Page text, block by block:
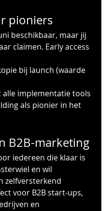
pioniers
beschikbaar, maar jij
claimen. Early access
bij launch (waarde
alle implementatie tools
als pionier in het
B2B-marketing
iedereen die klaar is
en wil
zelfversterkend
voor B2B start-ups,
en